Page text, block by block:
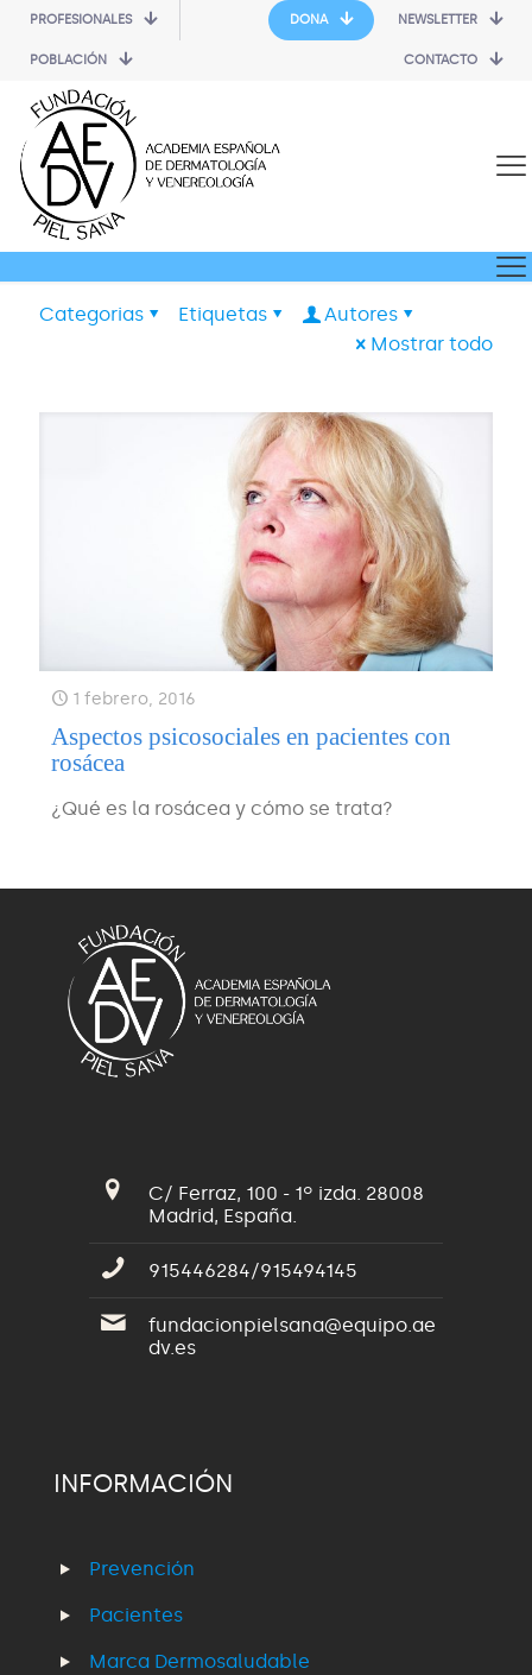
PROFESIONALES
POBLACIÓN
DONA NEWSLETTER
CONTACTO
Categorias Etiquetas
Autores
Mostrar todo
1 febrero, 2016
Aspectos psicosociales en pacientes con
rosácea
¿Qué es la rosácea y cómo se trata?
C/ Ferraz, 100 - 1º izda. 28008
Madrid, España.
915446284/915494145
fundacionpielsana@equipo.ae
dv.es
INFORMACIÓN
Prevención
Pacientes
Marca Dermosaludable